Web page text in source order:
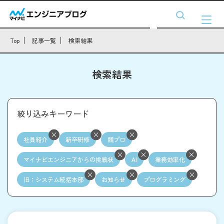
Top 記事一覧 検索結果
検索結果
絞り込みキーワード
社員紹介 新卒研修 競プロ
マイナビエンジニアからの挑戦状 AI 業務効率化
旧：システム統括本部 お知らせ プログラミング